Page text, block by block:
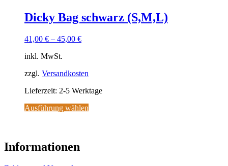
weist
mehrere
auf.
Optionen
auf
der
Produktseite
gewählt
werden
Dicky Bag schwarz (S,M,L)
41,00 € – 45,00 €
inkl. MwSt.
zzgl. Versandkosten
Lieferzeit: 2-5 Werktage
Ausführung wählen
mehrere
Varianten
Informationen